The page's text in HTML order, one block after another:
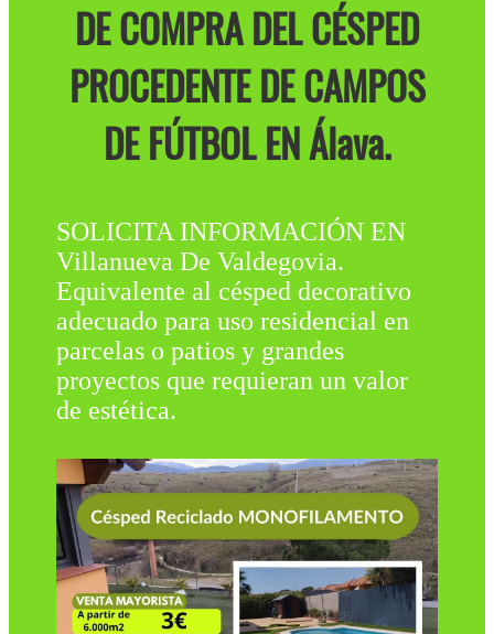
DE COMPRA DEL CÉSPED
PROCEDENTE DE CAMPOS
DE FÚTBOL EN Álava.
SOLICITA INFORMACIÓN EN
Villanueva De Valdegovia.
Equivalente al césped decorativo
adecuado para uso residencial en
parcelas o patios y grandes
proyectos que requieran un valor
de estética.